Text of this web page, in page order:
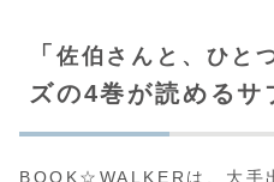
「 佐伯さんと、ひと
ズの4巻が読めるサ
BOOK☆WALKERは、大手